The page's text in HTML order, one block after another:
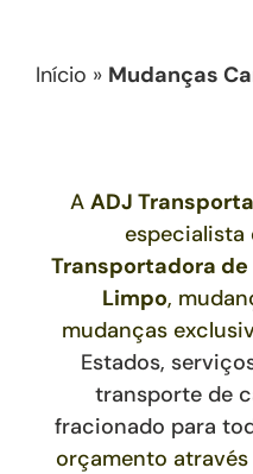
Início » Mudanças
A ADJ
especialista
Transportadora
Limpo,
mudanças
Estados,
transporte de
fracionado para
orçamento